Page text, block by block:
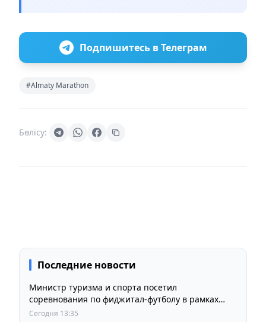
Подпишитесь в Телеграм
#Almaty Marathon
Бөлісу:
Последние новости
Министр туризма и спорта посетил
соревнования по фиджитал-футболу в рамках
«Игр Будущего 2026»
Сегодня 13:35